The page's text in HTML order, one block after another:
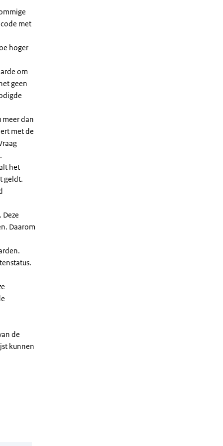
met
hoger
om
geen
meer dan
met de
het
geldt.
Daarom
de
kunnen